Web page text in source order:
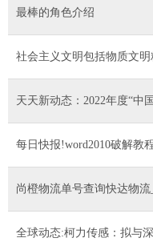
最棒的角色介绍
社会主义文明包括物质文
天天新动态：2022年度“中
每日快报!word2010破解教
尚橙物流单号查询快达物
全球动态:柯力传感：拟与